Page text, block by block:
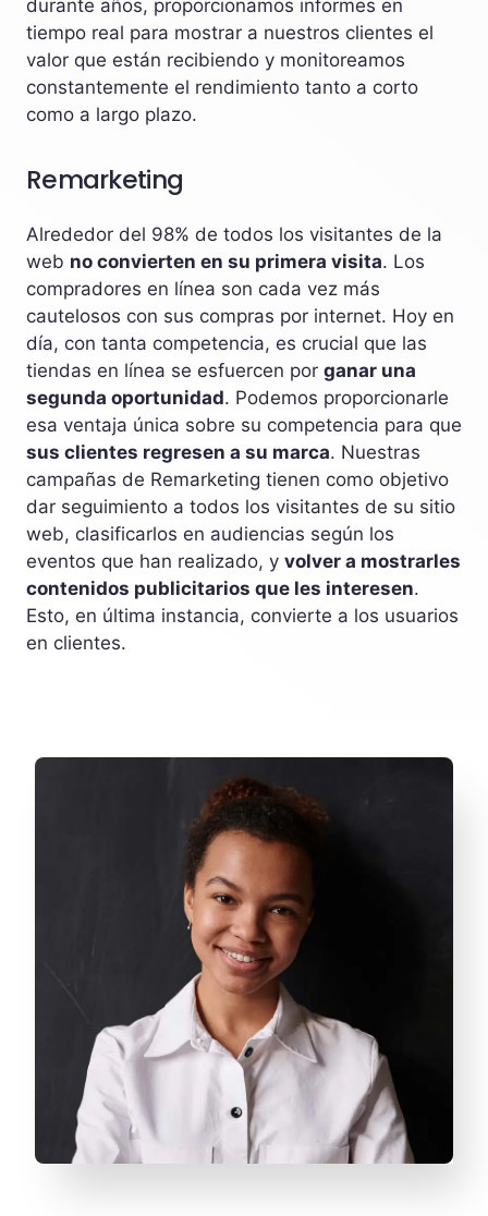
durante años, proporcionamos informes en
tiempo real para mostrar a nuestros clientes el
valor que están recibiendo y monitoreamos
constantemente el rendimiento tanto a corto
como a largo plazo.
Remarketing
Alrededor del 98% de todos los visitantes de la
web no convierten en su primera visita. Los
compradores en línea son cada vez más
cautelosos con sus compras por internet. Hoy en
día, con tanta competencia, es crucial que las
tiendas en línea se esfuercen por ganar una
segunda oportunidad. Podemos proporcionarle
esa ventaja única sobre su competencia para que
sus clientes regresen a su marca. Nuestras
campañas de Remarketing tienen como objetivo
dar seguimiento a todos los visitantes de su sitio
web, clasificarlos en audiencias según los
eventos que han realizado, y volver a mostrarles
contenidos publicitarios que les interesen.
Esto, en última instancia, convierte a los usuarios
en clientes.